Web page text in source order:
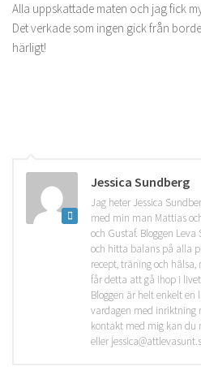
Alla uppskattade maten och jag fick
Det verkade som ingen gick från
härligt!
Jessica Sundberg
Jag heter Jessica
med min man Mattias
och Gustaf. Bloggen
och hitta balans på alla
recept, träning och
får detta att gå ihop i
Bloggen är helt enkelt en
vardagen med inriktning
kontakt med mig kan du
eller